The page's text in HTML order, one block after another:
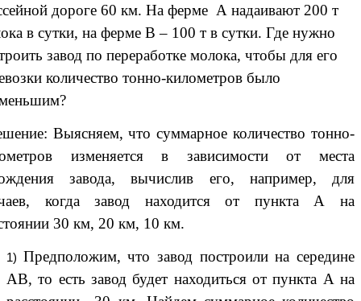
дороге 60 км. На ферме А надаивают 200 т
в сутки, на ферме В – 100 т в сутки. Где нужно
завод по переработке молока, чтобы для его
количество тонно-километров было
Выясняем, что суммарное количество тонно-
изменяется в зависимости от места
завода, вычислив его, например, для
когда завод находится от пункта А на
30 км, 20 км, 10 км.
Предположим, что завод построили на середине
АВ, то есть завод будет находиться от пункта А на